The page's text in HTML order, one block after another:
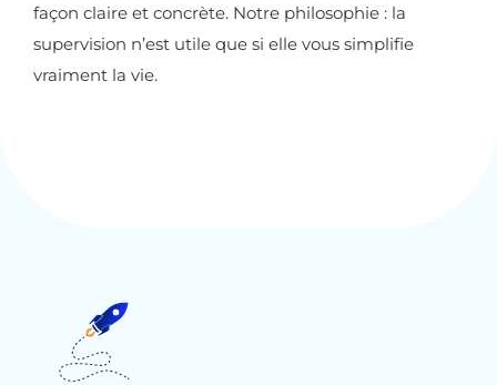
façon claire et concrète. Notre philosophie : la
supervision n’est utile que si elle vous simplifie
vraiment la vie.